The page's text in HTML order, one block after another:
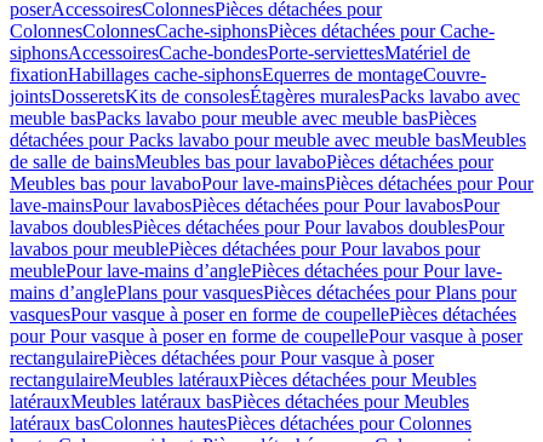
poserAccessoiresColonnesPièces détachées pour
ColonnesColonnesCache-siphonsPièces détachées pour Cache-
siphonsAccessoiresCache-bondesPorte-serviettesMatériel de
fixationHabillages cache-siphonsEquerres de montageCouvre-
jointsDosseretsKits de consolesÉtagères muralesPacks lavabo avec
meuble basPacks lavabo pour meuble avec meuble basPièces
détachées pour Packs lavabo pour meuble avec meuble basMeubles
de salle de bainsMeubles bas pour lavaboPièces détachées pour
Meubles bas pour lavaboPour lave-mainsPièces détachées pour Pour
lave-mainsPour lavabosPièces détachées pour Pour lavabosPour
lavabos doublesPièces détachées pour Pour lavabos doublesPour
lavabos pour meublePièces détachées pour Pour lavabos pour
meublePour lave-mains d’anglePièces détachées pour Pour lave-
mains d’anglePlans pour vasquesPièces détachées pour Plans pour
vasquesPour vasque à poser en forme de coupellePièces détachées
pour Pour vasque à poser en forme de coupellePour vasque à poser
rectangulairePièces détachées pour Pour vasque à poser
rectangulaireMeubles latérauxPièces détachées pour Meubles
latérauxMeubles latéraux basPièces détachées pour Meubles
latéraux basColonnes hautesPièces détachées pour Colonnes